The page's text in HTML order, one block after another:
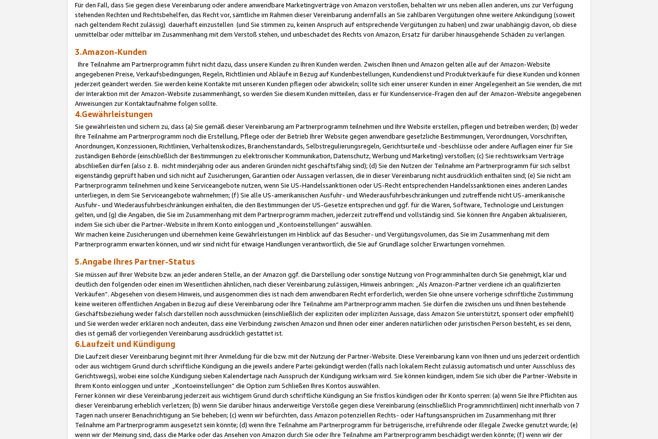
Für den Fall, dass Sie gegen diese Vereinbarung oder andere anwendbare Marketingverträge von Amazon verstoßen, behalten wir uns neben allen anderen, uns zur Verfügung
stehenden Rechten und Rechtsbehelfen, das Recht vor, sämtliche im Rahmen dieser Vereinbarung andernfalls an Sie zahlbaren Vergütungen ohne weitere Ankündigung (soweit
nach geltendem Recht zulässig) dauerhaft einzustellen (und Sie stimmen zu, keinen Anspruch auf entsprechende Vergütungen zu haben) und zwar unabhängig davon, ob diese
unmittelbar oder mittelbar im Zusammenhang mit dem Verstoß stehen, und unbeschadet des Rechts von Amazon, Ersatz für darüber hinausgehende Schäden zu verlangen.
3.Amazon-Kunden
Ihre Teilnahme am Partnerprogramm führt nicht dazu, dass unsere Kunden zu Ihren Kunden werden. Zwischen Ihnen und Amazon gelten alle auf der Amazon-Website
angegebenen Preise, Verkaufsbedingungen, Regeln, Richtlinien und Abläufe in Bezug auf Kundenbestellungen, Kundendienst und Produktverkäufe für diese Kunden und können
jederzeit geändert werden. Sie werden keine Kontakte mit unseren Kunden pflegen oder abwickeln; sollte sich einer unserer Kunden in einer Angelegenheit an Sie wenden, die mit
der Interaktion mit der Amazon-Website zusammenhängt, so werden Sie diesem Kunden mitteilen, dass er für Kundenservice-Fragen den auf der Amazon-Website angegebenen
Anweisungen zur Kontaktaufnahme folgen sollte.
4.Gewährleistungen
Sie gewährleisten und sichern zu, dass (a) Sie gemäß dieser Vereinbarung am Partnerprogramm teilnehmen und Ihre Website erstellen, pflegen und betreiben werden; (b) weder
Ihre Teilnahme am Partnerprogramm noch die Erstellung, Pflege oder der Betrieb Ihrer Website gegen anwendbare gesetzliche Bestimmungen, Verordnungen, Vorschriften,
Anordnungen, Konzessionen, Richtlinien, Verhaltenskodizes, Branchenstandards, Selbstregulierungsregeln, Gerichtsurteile und -beschlüsse oder andere Auflagen einer für Sie
zuständigen Behörde (einschließlich der Bestimmungen zu elektronischer Kommunikation, Datenschutz, Werbung und Marketing) verstoßen; (c) Sie rechtswirksam Verträge
abschließen dürfen (also z. B. nicht minderjährig oder aus anderen Gründen nicht geschäftsfähig sind); (d) Sie den Nutzen der Teilnahme am Partnerprogramm für sich selbst
eigenständig geprüft haben und sich nicht auf Zusicherungen, Garantien oder Aussagen verlassen, die in dieser Vereinbarung nicht ausdrücklich enthalten sind; (e) Sie nicht am
Partnerprogramm teilnehmen und keine Serviceangebote nutzen, wenn Sie US-Handelssanktionen oder US-Recht entsprechenden Handelssanktionen eines anderen Landes
unterliegen, in dem Sie Serviceangebote wahrnehmen; (f) Sie alle US-amerikanischen Ausfuhr- und Wiederausfuhrbeschränkungen und zutreffende nicht US-amerikanische
Ausfuhr- und Wiederausfuhrbeschränkungen einhalten, die den Bestimmungen der US-Gesetze entsprechen und ggf. für die Waren, Software, Technologie und Leistungen
gelten, und (g) die Angaben, die Sie im Zusammenhang mit dem Partnerprogramm machen, jederzeit zutreffend und vollständig sind. Sie können Ihre Angaben aktualisieren,
indem Sie sich über die Partner-Website in Ihrem Konto einloggen und „Kontoeinstellungen“ auswählen.
Wir machen keine Zusicherungen und übernehmen keine Gewährleistungen im Hinblick auf das Besucher- und Vergütungsvolumen, das Sie im Zusammenhang mit dem
Partnerprogramm erwarten können, und wir sind nicht für etwaige Handlungen verantwortlich, die Sie auf Grundlage solcher Erwartungen vornehmen.
5.Angabe Ihres Partner-Status
Sie müssen auf Ihrer Website bzw. an jeder anderen Stelle, an der Amazon ggf. die Darstellung oder sonstige Nutzung von Programminhalten durch Sie genehmigt, klar und
deutlich den folgenden oder einen im Wesentlichen ähnlichen, nach dieser Vereinbarung zulässigen, Hinweis anbringen: „Als Amazon-Partner verdiene ich an qualifizierten
Verkäufen“. Abgesehen von diesem Hinweis, und ausgenommen dies ist nach dem anwendbaren Recht erforderlich, werden Sie ohne unsere vorherige schriftliche Zustimmung
keine weiteren öffentlichen Angaben in Bezug auf diese Vereinbarung oder Ihre Teilnahme am Partnerprogramm machen. Sie dürfen die zwischen uns und Ihnen bestehende
Geschäftsbeziehung weder falsch darstellen noch ausschmücken (einschließlich der expliziten oder impliziten Aussage, dass Amazon Sie unterstützt, sponsert oder empfiehlt)
und Sie werden weder erklären noch andeuten, dass eine Verbindung zwischen Amazon und Ihnen oder einer anderen natürlichen oder juristischen Person besteht, es sei denn,
dies ist gemäß der vorliegenden Vereinbarung ausdrücklich gestattet ist.
6.Laufzeit und Kündigung
Die Laufzeit dieser Vereinbarung beginnt mit Ihrer Anmeldung für die bzw. mit der Nutzung der Partner-Website. Diese Vereinbarung kann von Ihnen und uns jederzeit ordentlich
oder aus wichtigem Grund durch schriftliche Kündigung an die jeweils andere Partei gekündigt werden (falls nach lokalem Recht zulässig automatisch und unter Ausschluss des
Gerichtswegs), wobei eine solche Kündigung sieben Kalendertage nach Ausspruch der Kündigung wirksam wird. Sie können kündigen, indem Sie sich über die Partner-Website in
Ihrem Konto einloggen und unter „Kontoeinstellungen“ die Option zum Schließen Ihres Kontos auswählen.
Ferner können wir diese Vereinbarung jederzeit aus wichtigem Grund durch schriftliche Kündigung an Sie fristlos kündigen oder Ihr Konto sperren: (a) wenn Sie Ihre Pflichten aus
dieser Vereinbarung erheblich verletzen; (b) wenn Sie darüber hinaus anderweitige Verstöße gegen diese Vereinbarung (einschließlich Programmrichtlinien) nicht innerhalb von 7
Tagen nach unserer Benachrichtigung an Sie beheben; (c) wenn wir befürchten, dass Amazon potenziellen Rechts- oder Haftungsansprüchen im Zusammenhang mit Ihrer
Teilnahme am Partnerprogramm ausgesetzt sein könnte; (d) wenn Ihre Teilnahme am Partnerprogramm für betrügerische, irreführende oder illegale Zwecke genutzt wurde; (e)
wenn wir der Meinung sind, dass die Marke oder das Ansehen von Amazon durch Sie oder Ihre Teilnahme am Partnerprogramm beschädigt werden könnte; (f) wenn wir der